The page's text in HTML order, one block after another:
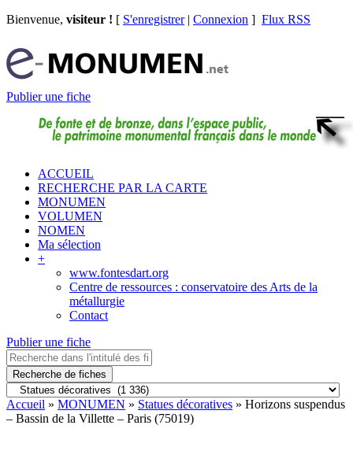
Bienvenue, visiteur ! [ S'enregistrer| Connexion ] Flux RSS
Publier une fiche
ACCUEIL
RECHERCHE PAR LA CARTE
MONUMEN
VOLUMEN
NOMEN
Ma sélection
+
www.fontesdart.org
Centre de ressources : conservatoire des Arts de la
métallurgie
Contact
Publier une fiche
Recherche de fiches
Accueil » MONUMEN » Statues décoratives » Horizons suspendus
– Bassin de la Villette – Paris (75019)